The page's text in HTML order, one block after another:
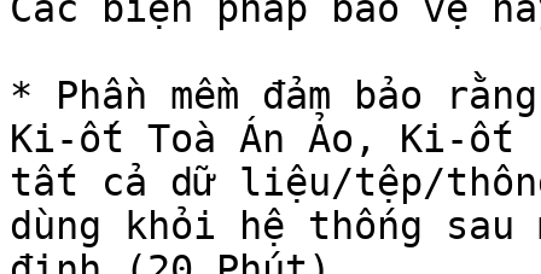
* Phần mềm đảm bảo
Ki-ốt Toà Án Ảo, Ki-
tất cả dữ liệu/tệp/
dùng khỏi hệ thống